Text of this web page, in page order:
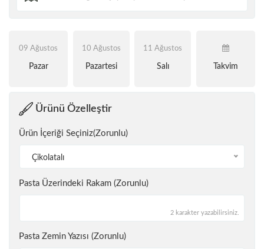
09 Ağustos
Pazar
10 Ağustos
Pazartesi
11 Ağustos
Salı Takvim
Ürünü Özelleştir
Ürün İçeriği Seçiniz(Zorunlu)
Çikolatalı
Pasta Üzerindeki Rakam (Zorunlu)
2 karakter yazabilirsiniz.
Pasta Zemin Yazısı (Zorunlu)